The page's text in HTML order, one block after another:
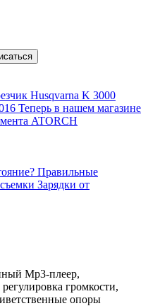
Husqvarna K 3000
Теперь в нашем магазине
ATORCH
Правильные
Зарядки от
Mp3-плеер,
громкости,
опоры